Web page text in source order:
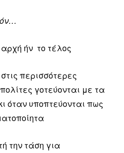
ήν το τέλος
περισσότερες
γοτεύονται με τα
όταν υποπτεύονται πως
την τάση για